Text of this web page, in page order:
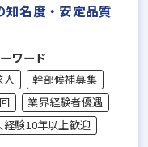
知名度・安定品質
ワード
人
幹部候補募集
業界経験者優遇
経験10年以上歓迎